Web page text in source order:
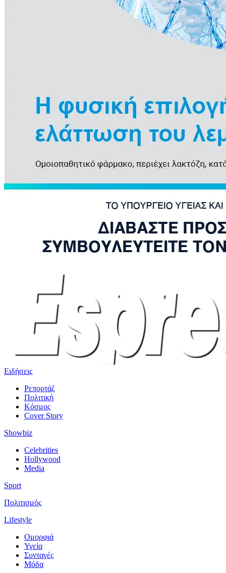
Ειδήσεις
Ρεπορτάζ
Πολιτική
Κόσμος
Cover Story
Showbiz
Celebrities
Hollywood
Media
Sport
Πολιτισμός
Lifestyle
Ομορφιά
Υγεία
Συνταγές
Μόδα